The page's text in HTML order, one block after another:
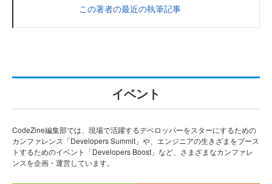
この著者の最近の執筆記事
イベント
CodeZine編集部では、現場で活躍するデベロッパーをスターにするための
カンファレンス「Developers Summit」や、エンジニアの生きざまをブース
トするためのイベント「Developers Boost」など、さまざまなカンファレ
ンスを企画・運営しています。